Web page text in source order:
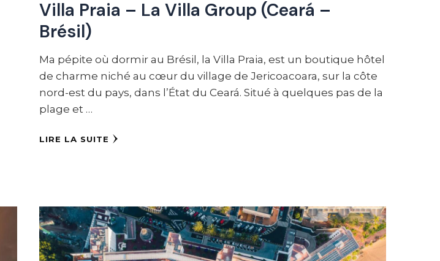
Villa Praia – La Villa Group (Ceará –
Brésil)
Ma pépite où dormir au Brésil, la Villa Praia, est un boutique hôtel
de charme niché au cœur du village de Jericoacoara, sur la côte
nord-est du pays, dans l’État du Ceará. Situé à quelques pas de la
plage et …
LIRE LA SUITE